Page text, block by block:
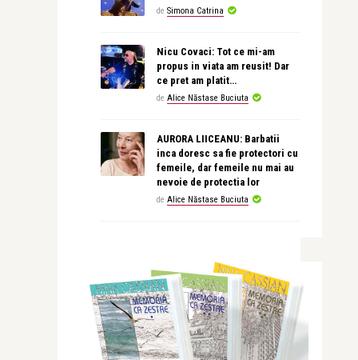
de Simona Catrina
Nicu Covaci: Tot ce mi-am
propus in viata am reusit! Dar
ce pret am platit…
de Alice Năstase Buciuta
AURORA LIICEANU: Barbatii
inca doresc sa fie protectori cu
femeile, dar femeile nu mai au
nevoie de protectia lor
de Alice Năstase Buciuta